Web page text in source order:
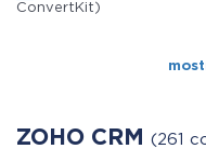
ConvertKit)
ZOHO CRM (261